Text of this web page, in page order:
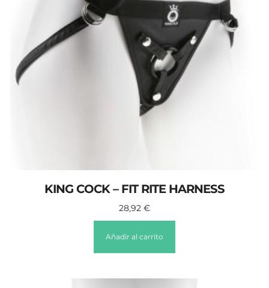
KING COCK – FIT RITE HARNESS
28,92 €
Añadir al carrito